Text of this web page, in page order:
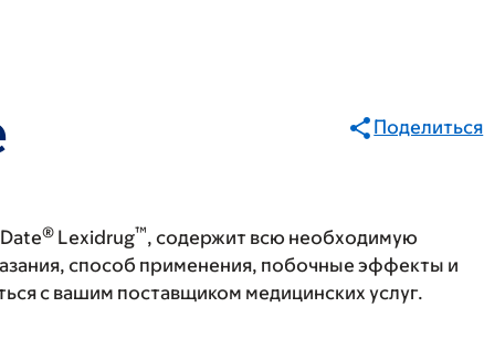
Поделиться
® Lexidrug™, содержит всю необходимую
способ применения, побочные эффекты и
с вашим поставщиком медицинских услуг.